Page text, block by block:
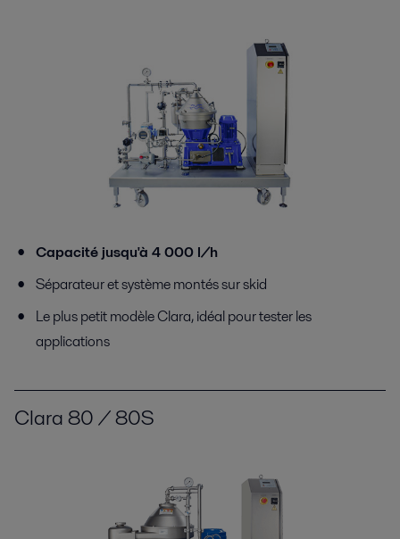
Capacité jusqu'à 4 000 l/h
Séparateur et système montés sur skid
Le plus petit modèle Clara, idéal pour tester les
applications
Clara 80 / 80S